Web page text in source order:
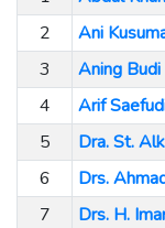
2
Ani
3
Aning
4
Arif
5
Dra. St.
6
Drs.
7
Drs. H.